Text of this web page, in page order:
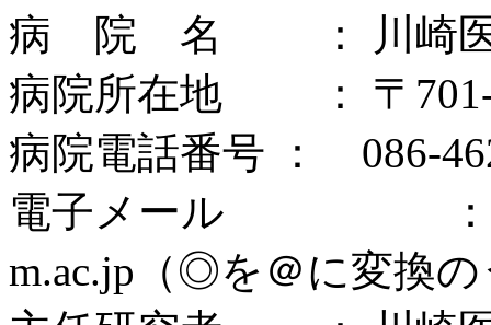
病 院 名 ： 川崎医
病院所在地 ： 〒701-
病院電話番号 ： 086-
電子メール ：
m.ac.jp（◎を＠に変換